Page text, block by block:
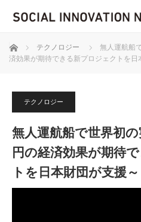
ホーム テクノロジー
無人運航船
済効果が期待できる新プロジェクトを日
テクノロジー
無人運航船で世界初
円の経済効果が期待
トを日本財団が支援～